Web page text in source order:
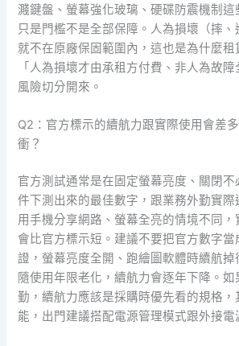
濺鍵盤、螢幕強化玻璃、硬碟防震機制
只是門檻不是全部保障。人為損壞（摔
就不在原廠保固範圍內，這也是為什麼租
「人為損壞才由承租方付費、非人為故
風險切分開來。
Q2：官方標示的續航力跟實際使用會差
衝？
官方測試通常是在固定螢幕亮度、關閉
件下測出來的最佳數字，跟業務外勤實
用手機分享網路、螢幕全亮的情境不同
會比官方標示短。建議不要把官方數字
證，螢幕亮度全開、跑繪圖軟體時續航
隨使用年限老化，續航力會逐年下降。
勤，續航力應該是採購時優先看的規格，
能，出門建議搭配電源管理模式跟外接電